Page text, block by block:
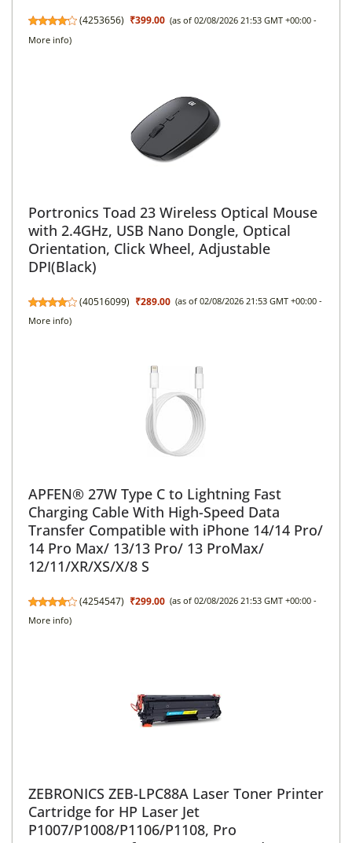
(4253656) ₹399.00 (as of 02/08/2026 21:53 GMT +00:00 -
More info)
Portronics Toad 23 Wireless Optical Mouse
with 2.4GHz, USB Nano Dongle, Optical
Orientation, Click Wheel, Adjustable
DPI(Black)
(40516099) ₹289.00 (as of 02/08/2026 21:53 GMT +00:00 -
More info)
APFEN® 27W Type C to Lightning Fast
Charging Cable With High-Speed Data
Transfer Compatible with iPhone 14/14 Pro/
14 Pro Max/ 13/13 Pro/ 13 ProMax/
12/11/XR/XS/X/8 S
(4254547) ₹299.00 (as of 02/08/2026 21:53 GMT +00:00 -
More info)
ZEBRONICS ZEB-LPC88A Laser Toner Printer
Cartridge for HP Laser Jet
P1007/P1008/P1106/P1108, Pro